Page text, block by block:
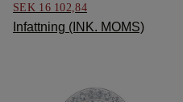
SEK 16 102,84
Infattning (INK. MOMS)